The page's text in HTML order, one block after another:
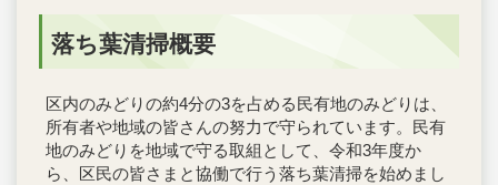
落ち葉清掃概要
区内のみどりの約4分の3を占める民有地のみどりは、
所有者や地域の皆さんの努力で守られています。民有
地のみどりを地域で守る取組として、令和3年度か
ら、区民の皆さまと協働で行う落ち葉清掃を始めまし